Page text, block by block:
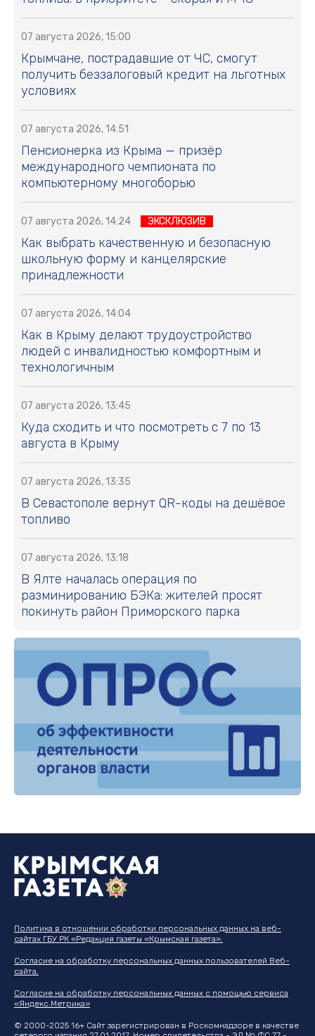
07 августа 2026, 15:00
Крымчане, пострадавшие от ЧС, смогут
получить беззалоговый кредит на льготных
условиях
07 августа 2026, 14:51
Пенсионерка из Крыма — призёр
международного чемпионата по
компьютерному многоборью
07 августа 2026, 14:24 ЭКСКЛЮЗИВ
Как выбрать качественную и безопасную
школьную форму и канцелярские
принадлежности
07 августа 2026, 14:04
Как в Крыму делают трудоустройство
людей с инвалидностью комфортным и
технологичным
07 августа 2026, 13:45
Куда сходить и что посмотреть с 7 по 13
августа в Крыму
07 августа 2026, 13:35
В Севастополе вернут QR-коды на дешёвое
топливо
07 августа 2026, 13:18
В Ялте началась операция по
разминированию БЭКа: жителей просят
покинуть район Приморского парка
Политика в отношении обработки персональных данных на веб-
сайтах ГБУ РК «Редакция газеты «Крымская газета».
Согласие на обработку персональных данных пользователей Веб-
сайта.
Согласие на обработку персональных данных с помощью сервиса
«Яндекс.Метрика»
© 2000-2025 16+ Сайт зарегистрирован в Роскомнадзоре в качестве